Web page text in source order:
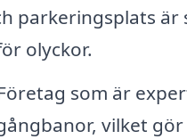
parkeringsplats
olyckor.
som är
vilket